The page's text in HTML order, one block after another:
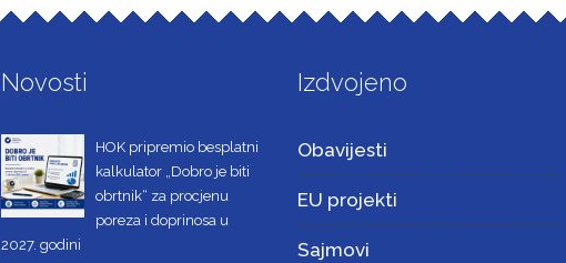
Novosti
HOK pripremio besplatni
kalkulator „Dobro je biti
obrtnik“ za procjenu
poreza i doprinosa u
2027. godini
Izdvojeno
Obavijesti
EU projekti
Sajmovi